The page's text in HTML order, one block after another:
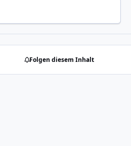
Folgen diesem Inhalt